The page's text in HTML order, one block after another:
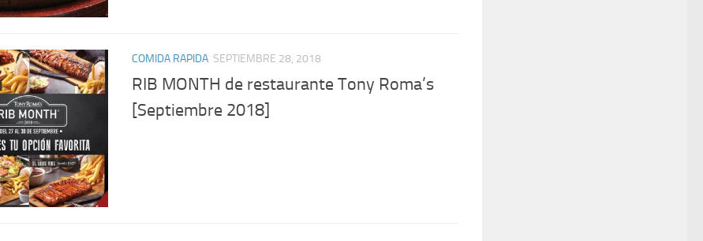
COMIDA RAPIDA SEPTIEMBRE 28, 2018
RIB MONTH de restaurante Tony Roma’s
[Septiembre 2018]